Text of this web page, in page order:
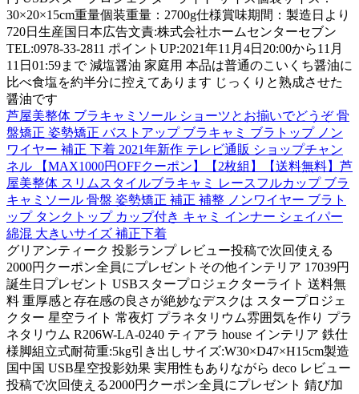
30×20×15cm重量個装重量：2700g仕様賞味期間：製造日より
720日生産国日本広告文責:株式会社ホームセンターセブン
TEL:0978-33-2811 ポイントUP:2021年11月4日20:00から11月
11日01:59まで 減塩醤油 家庭用 本品は普通のこいくち醤油に
比べ食塩を約半分に控えてあります じっくりと熟成させた
醤油です
芦屋美整体 ブラキャミソール ショーツとお揃いでどうぞ 骨
盤矯正 姿勢矯正 バストアップ ブラキャミ ブラトップ ノン
ワイヤー 補正 下着 2021年新作 テレビ通販 ショップチャン
ネル 【MAX1000円OFFクーポン】【2枚組】【送料無料】芦
屋美整体 スリムスタイルブラキャミ レースフルカップ ブラ
キャミソール 骨盤 姿勢矯正 補正 補整 ノンワイヤー ブラト
ップ タンクトップ カップ付き キャミ インナー シェイパー
綿混 大きいサイズ 補正下着
グリアンティーク 投影ランプ レビュー投稿で次回使える
2000円クーポン全員にプレゼントその他インテリア 17039円
誕生日プレゼント USBスタープロジェクターライト 送料無
料 重厚感と存在感の良さが絶妙なデスクは スタープロジェ
クター 星空ライト 常夜灯 プラネタリウム雰囲気を作り プラ
ネタリウム R206W-LA-0240 ティアラ house インテリア 鉄仕
様脚組立式耐荷重:5kg引き出しサイズ:W30×D47×H15cm製造
国中国 USB星空投影効果 実用性もありながら deco レビュー
投稿で次回使える2000円クーポン全員にプレゼント 錆び加